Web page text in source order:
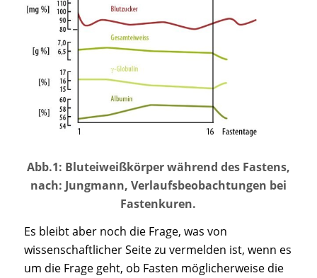
Abb.1: Bluteiweißkörper während des Fastens,
nach: Jungmann, Verlaufsbeobachtungen bei
Fastenkuren.
Es bleibt aber noch die Frage, was von
wissenschaftlicher Seite zu vermelden ist, wenn es
um die Frage geht, ob Fasten möglicherweise die